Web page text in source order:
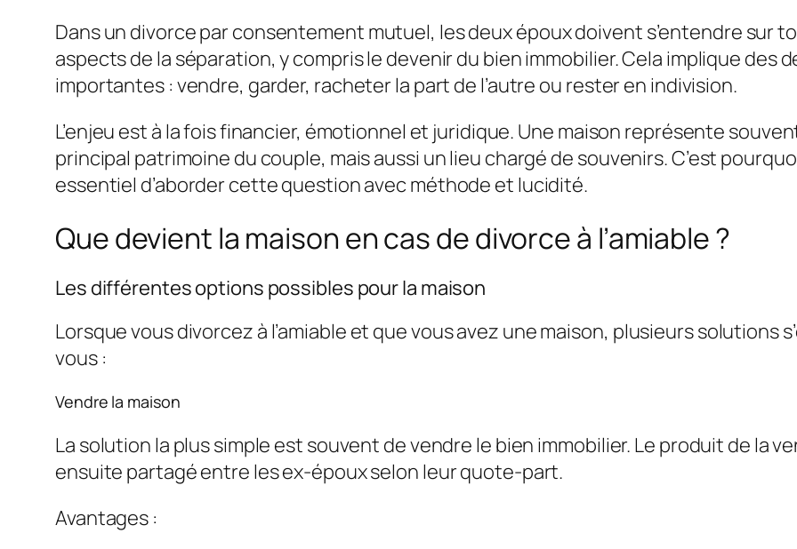
Dans un divorce par consentement mutuel, les deux époux doivent s’entendre sur
aspects de la séparation, y compris le devenir du bien immobilier. Cela implique des
importantes : vendre, garder, racheter la part de l’autre ou rester en indivision.
L’enjeu est à la fois financier, émotionnel et juridique. Une maison représente
principal patrimoine du couple, mais aussi un lieu chargé de souvenirs. C’est
essentiel d’aborder cette question avec méthode et lucidité.
Que devient la maison en cas de divorce à l’amiable ?
Les différentes options possibles pour la maison
Lorsque vous divorcez à l’amiable et que vous avez une maison, plusieurs solutions
vous :
Vendre la maison
La solution la plus simple est souvent de vendre le bien immobilier. Le produit de la
ensuite partagé entre les ex-époux selon leur quote-part.
Avantages :